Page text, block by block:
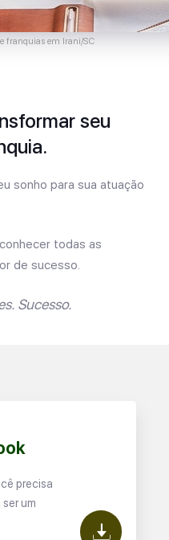
franquias em Irani/SC
seu
sonho para sua atuação
todas as
de sucesso.
Sucesso.
precisa
um